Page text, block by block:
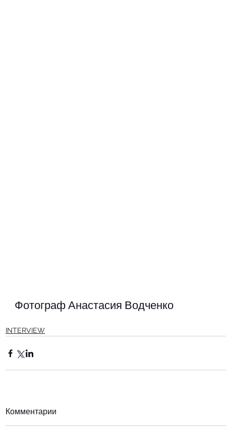
Фотограф Анастасия Водченко
INTERVIEW
Комментарии